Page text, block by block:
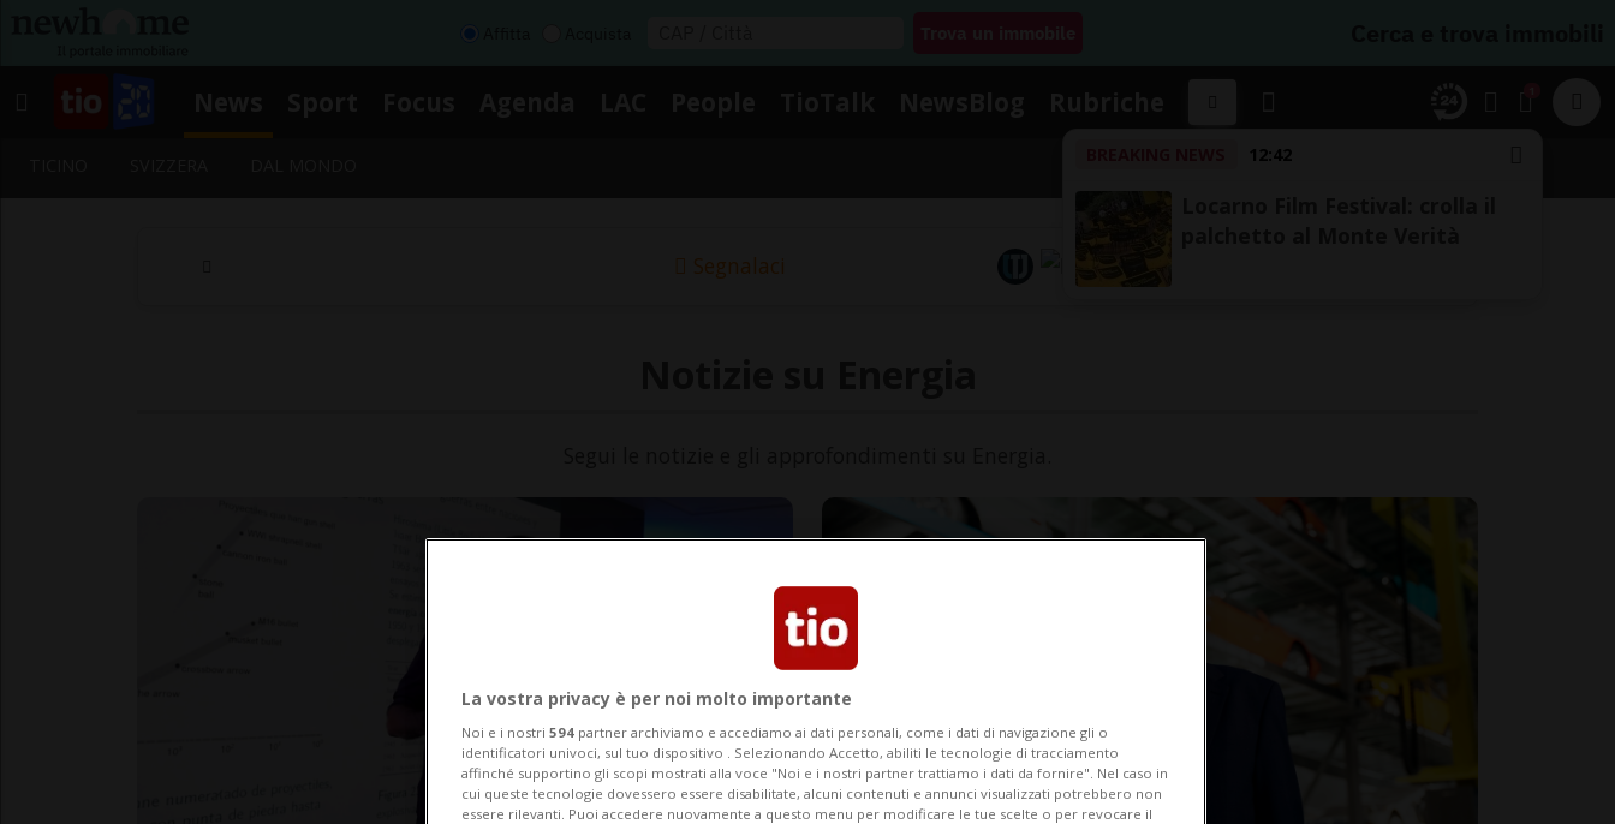
12:42
Segnalaci
La vostra privacy è per noi molto importante
Noi e i nostri 594 partner archiviamo e accediamo ai dati personali, come i dati di navigazione gli o
identificatori univoci, sul tuo dispositivo . Selezionando Accetto, abiliti le tecnologie di tracciamento
affinché supportino gli scopi mostrati alla voce "Noi e i nostri partner trattiamo i dati da fornire". Nel caso in
cui queste tecnologie dovessero essere disabilitate, alcuni contenuti e annunci visualizzati potrebbero non
essere rilevanti. Puoi accedere nuovamente a questo menu per modificare le tue scelte o per revocare il